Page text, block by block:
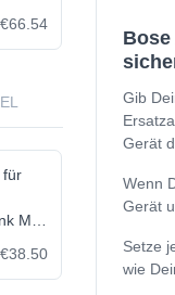
Gib
Gerät
Wenn
Gerät
Setze
wie
€66.54
für
Mini
€38.50